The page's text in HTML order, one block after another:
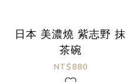
日本 美濃燒 紫志野 抹
茶碗
NT$880